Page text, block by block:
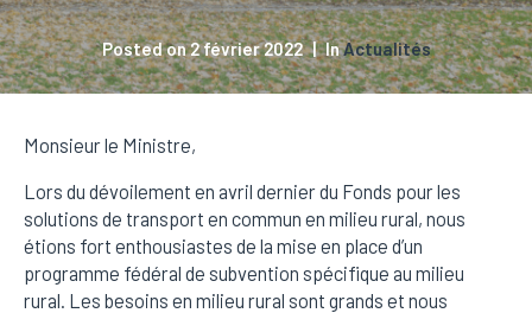
Posted on2 février 2022 InActualités
Monsieur le Ministre,
Lors du dévoilement en avril dernier du Fonds pour les
solutions de transport en commun en milieu rural, nous
étions fort enthousiastes de la mise en place d’un
programme fédéral de subvention spécifique au milieu
rural. Les besoins en milieu rural sont grands et nous